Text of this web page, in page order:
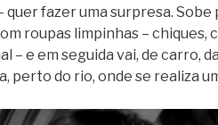
quer fazer uma surpresa. Sobe
roupas limpinhas – chiques,
– e em seguida vai, de carro,
perto do rio, onde se realiza